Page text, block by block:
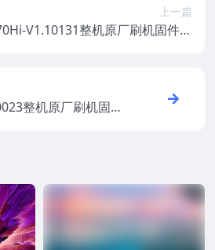
上一篇
V1.10131整机原厂刷机固件下
整机原厂刷机固件